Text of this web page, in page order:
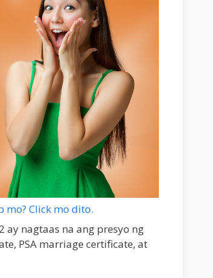
mo? Click mo dito.
nagtaas na ang presyo ng
PSA marriage certificate, at